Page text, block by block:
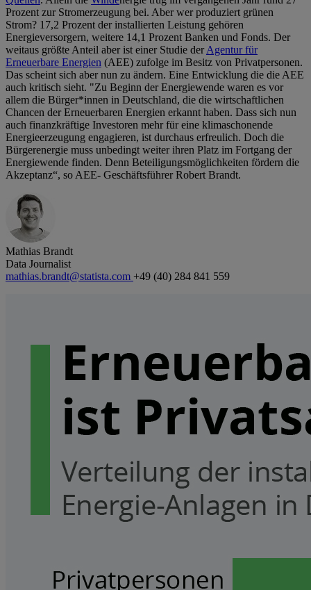
Prozent zur Stromerzeugung bei. Aber wer produziert grünen
Strom? 17,2 Prozent der installierten Leistung gehören
Energieversorgern, weitere 14,1 Prozent Banken und Fonds. Der
weitaus größte Anteil aber ist einer Studie derAgentur für
Erneuerbare Energien (AEE) zufolge im Besitz von Privatpersonen.
Das scheint sich aber nun zu ändern. Eine Entwicklung die die AEE
auch kritisch sieht. "Zu Beginn der Energiewende waren es vor
allem die Bürger*innen in Deutschland, die die wirtschaftlichen
Chancen der Erneuerbaren Energien erkannt haben. Dass sich nun
auch finanzkräftige Investoren mehr für eine klimaschonende
Energieerzeugung engagieren, ist durchaus erfreulich. Doch die
Bürgerenergie muss unbedingt weiter ihren Platz im Fortgang der
Energiewende finden. Denn Beteiligungsmöglichkeiten fördern die
Akzeptanz“, so AEE- Geschäftsführer Robert Brandt.
Mathias Brandt
Data Journalist
mathias.brandt@statista.com +49 (40) 284 841 559